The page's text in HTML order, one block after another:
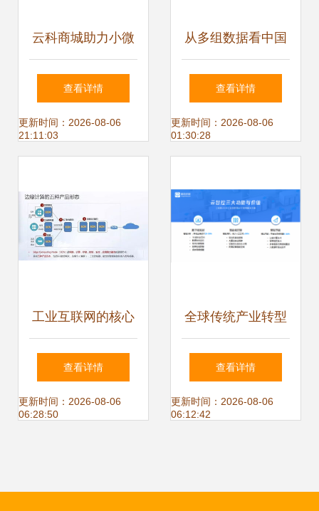
云科商城助力小微
企业，促进新零售
与工业互联网数据
查看详情
更新时间：2026-08-06
21:11:03
从多组数据看中国
经济多领域亮眼“成
绩单” 工业数据服
现
查看详情
更新时间：2026-08-06
01:30:28
工业互联网的核心
边缘计算与数据服
务的融合
查看详情
更新时间：2026-08-06
06:28:50
全球传统产业转型
升级 AIoT赋能工业
数字化与工业互联
查看详情
更新时间：2026-08-06
06:12:42